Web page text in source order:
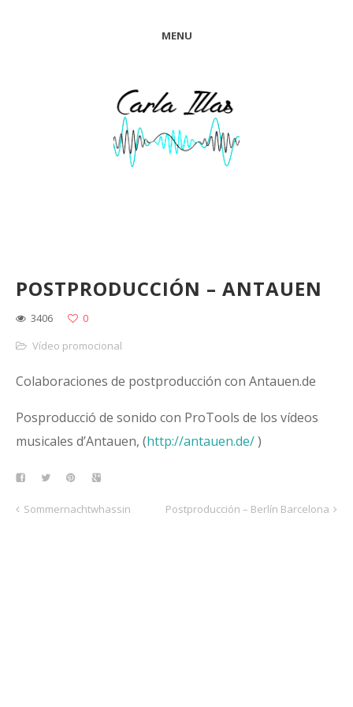
MENU
POSTPRODUCCIÓN – ANTAUEN
3406
0
Vídeo promocional
Colaboraciones de postproducción con Antauen.de
Posproducció de sonido con ProTools de los vídeos
musicales d’Antauen, (http://antauen.de/)
Sommernachtwhassin Postproducción – Berlín Barcelona